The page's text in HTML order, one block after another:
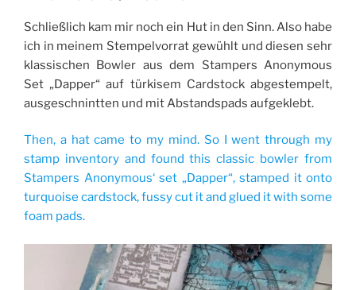
Schließlich kam mir noch ein Hut in den Sinn. Also habe
ich in meinem Stempelvorrat gewühlt und diesen sehr
klassischen Bowler aus dem Stampers Anonymous
Set „Dapper“ auf türkisem Cardstock abgestempelt,
ausgeschnintten und mit Abstandspads aufgeklebt.
Then, a hat came to my mind. So I went through my
stamp inventory and found this classic bowler from
Stampers Anonymous‘ set „Dapper“, stamped it onto
turquoise cardstock, fussy cut it and glued it with some
foam pads.